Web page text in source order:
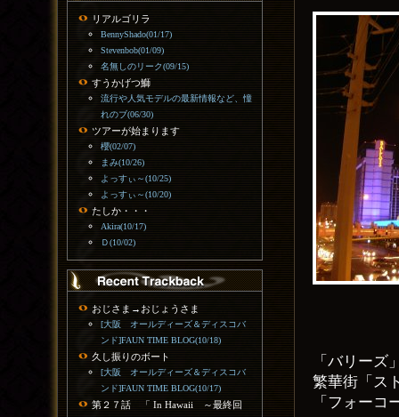
「バリー
繁華街「ス
「フォー
リアルゴリラ
BennyShado(01/17)
Stevenbob(01/09)
名無しのリーク(09/15)
すうかげつ鰤
流行や人気モデルの最新情報など、憧
れのブ(06/30)
ツアーが始まります
櫻(02/07)
まみ(10/26)
よっすぃ～(10/25)
よっすぃ～(10/20)
たしか・・・
Akira(10/17)
Ｄ(10/02)
おじさま→おじょうさま
[大阪 オールディーズ＆ディスコバ
ンド]FAUN TIME BLOG(10/18)
久し振りのボート
[大阪 オールディーズ＆ディスコバ
ンド]FAUN TIME BLOG(10/17)
第２７話 「 In Hawaii ～最終回